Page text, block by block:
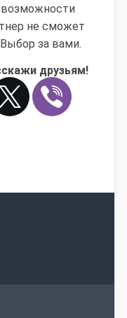
возможности
не сможет
за вами.
друзьям!